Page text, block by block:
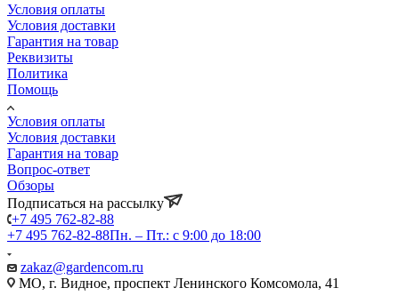
Условия оплаты
Условия доставки
Гарантия на товар
Реквизиты
Политика
Помощь
Условия оплаты
Условия доставки
Гарантия на товар
Вопрос-ответ
Обзоры
Подписаться на рассылку
+7 495 762-82-88
+7 495 762-82-88Пн. – Пт.: с 9:00 до 18:00
zakaz@gardencom.ru
МО, г. Видное, проспект Ленинского Комсомола, 41